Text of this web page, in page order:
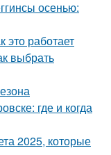
осенью:
работает
выбрать
где и когда
2025, которые